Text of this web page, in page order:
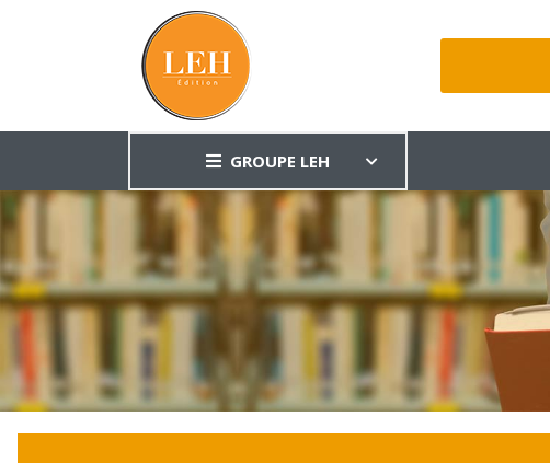
GROUPE LEH